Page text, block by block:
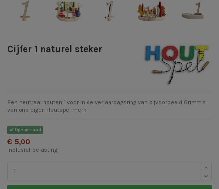
Cijfer 1 naturel steker
Een neutraal houten 1 voor in de verjaardagsring van bijvoorbeeld Grimm's
van ons eigen Houtspel merk
Op voorraad
€ 5,00
Inclusief belasting